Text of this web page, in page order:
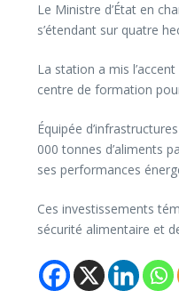
Le Ministre d’État en
s’étendant sur quatre
La station a mis
centre de formation
Équipée
000 tonnes d’aliments
ses performances
Ces investissements
sécurité alimentaire et